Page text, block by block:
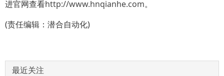
进官网查看http://www.hnqianhe.com。
(责任编辑：潜合自动化)
最近关注